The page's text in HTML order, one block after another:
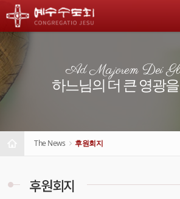
Ad Majorem Dei
하느님의 더 큰 영광
The News 후원회지
후원회지